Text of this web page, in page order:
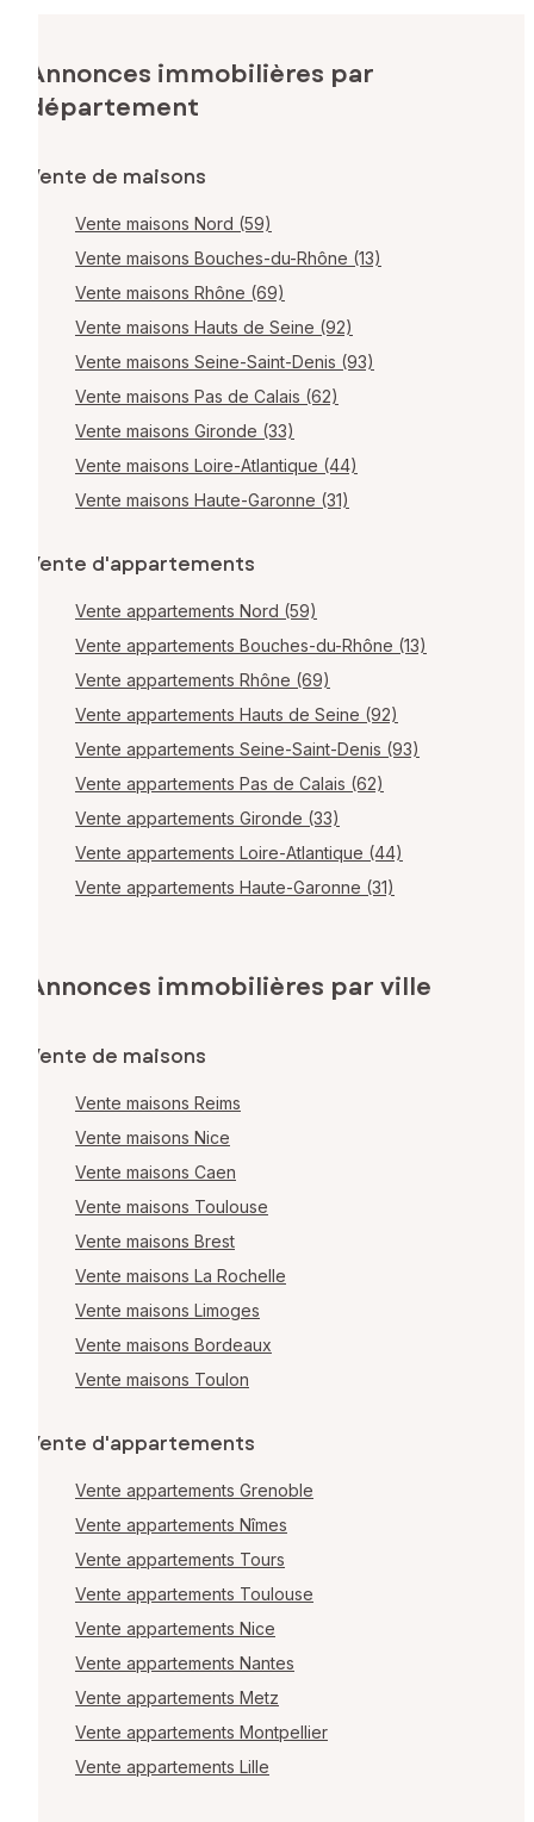
Annonces immobilières par
département
Vente de maisons
Vente maisons Nord (59)
Vente maisons Bouches-du-Rhône (13)
Vente maisons Rhône (69)
Vente maisons Hauts de Seine (92)
Vente maisons Seine-Saint-Denis (93)
Vente maisons Pas de Calais (62)
Vente maisons Gironde (33)
Vente maisons Loire-Atlantique (44)
Vente maisons Haute-Garonne (31)
Vente d'appartements
Vente appartements Nord (59)
Vente appartements Bouches-du-Rhône (13)
Vente appartements Rhône (69)
Vente appartements Hauts de Seine (92)
Vente appartements Seine-Saint-Denis (93)
Vente appartements Pas de Calais (62)
Vente appartements Gironde (33)
Vente appartements Loire-Atlantique (44)
Vente appartements Haute-Garonne (31)
Annonces immobilières par ville
Vente de maisons
Vente maisons Reims
Vente maisons Nice
Vente maisons Caen
Vente maisons Toulouse
Vente maisons Brest
Vente maisons La Rochelle
Vente maisons Limoges
Vente maisons Bordeaux
Vente maisons Toulon
Vente d'appartements
Vente appartements Grenoble
Vente appartements Nîmes
Vente appartements Tours
Vente appartements Toulouse
Vente appartements Nice
Vente appartements Nantes
Vente appartements Metz
Vente appartements Montpellier
Vente appartements Lille